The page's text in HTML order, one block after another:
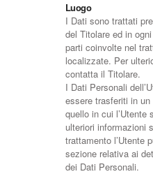
Luogo
I Dati sono trattati
del Titolare ed in
parti coinvolte nel
localizzate. Per
contatta il Titolare.
I Dati Personali
essere trasferiti in
quello in cui l’Utente
ulteriori informazioni
trattamento l’Utente
sezione relativa ai
dei Dati Personali.